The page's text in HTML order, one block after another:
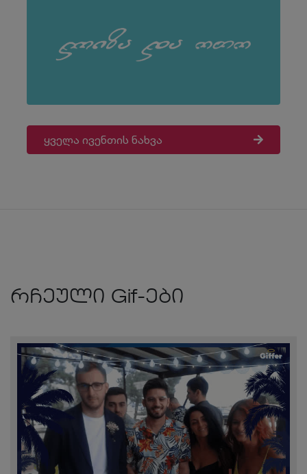
ყველა ივენთის ნახვა
რჩეული Gif-ები